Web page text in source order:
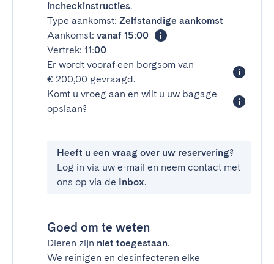
incheckinstructies.
Type aankomst: Zelfstandige aankomst
Aankomst: vanaf 15:00
Vertrek: 11:00
Er wordt vooraf een borgsom van
€ 200,00 gevraagd.
Komt u vroeg aan en wilt u uw bagage
opslaan?
Heeft u een vraag over uw reservering?
Log in via uw e-mail en neem contact met
ons op via de Inbox.
Goed om te weten
Dieren zijn niet toegestaan.
We reinigen en desinfecteren elke